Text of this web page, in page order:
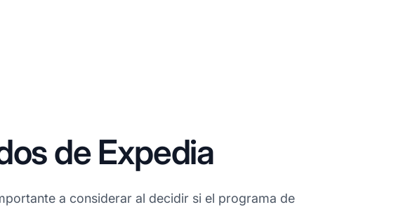
de Expedia
a considerar al decidir si el programa de